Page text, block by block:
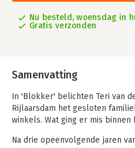
Nu besteld, woensdag in
Gratis verzonden
Samenvatting
In 'Blokker' belichten Teri van
Rijlaarsdam het gesloten
winkels. Wat ging er mis
Na drie opeenvolgende jaren